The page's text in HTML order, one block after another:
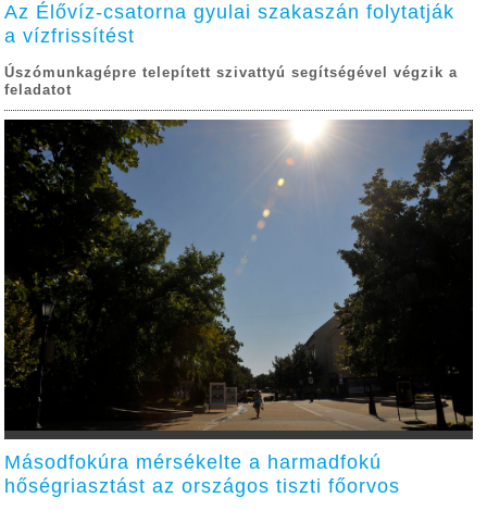
Az Élővíz-csatorna gyulai szakaszán folytatják
a vízfrissítést
Úszómunkagépre telepített szivattyú segítségével végzik a
feladatot
Másodfokúra mérsékelte a harmadfokú
hőségriasztást az országos tiszti főorvos